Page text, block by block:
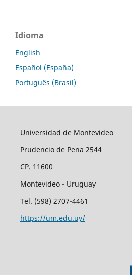
Idioma
English
Español (España)
Português (Brasil)
Universidad de Montevideo
Prudencio de Pena 2544
CP. 11600
Montevideo - Uruguay
Tel. (598) 2707-4461
https://um.edu.uy/